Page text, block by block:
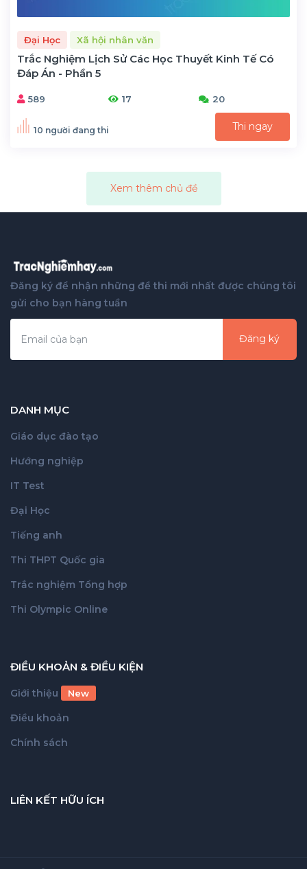
Đại Học Xã hội nhân văn
Trắc Nghiệm Lịch Sử Các Học Thuyết Kinh Tế Có
Đáp Án - Phần 5
589 17 20
10 người đang thi Thi ngay
Xem thêm chủ đề
Đăng ký để nhận những đề thi mới nhất được chúng tôi
gửi cho bạn hàng tuần
Đăng ký
DANH MỤC
Giáo dục đào tạo
Hướng nghiệp
IT Test
Đại Học
Tiếng anh
Thi THPT Quốc gia
Trắc nghiệm Tổng hợp
Thi Olympic Online
ĐIỀU KHOẢN & ĐIỀU KIỆN
Giới thiệu New
Điều khoản
Chính sách
LIÊN KẾT HỮU ÍCH